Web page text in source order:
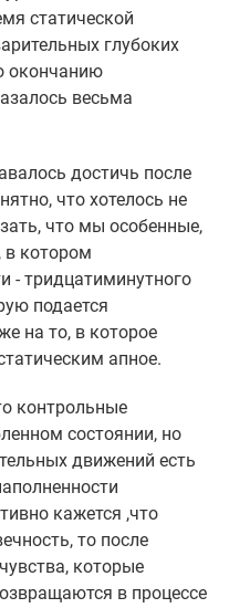
статической
глубоких
окончанию
весьма
достичь после
что хотелось не
что мы особенные,
в котором
- тридцатиминутного
подается
на то, в которое
апное.
контрольные
состоянии, но
движений есть
кажется ,что
то после
которые
в процессе